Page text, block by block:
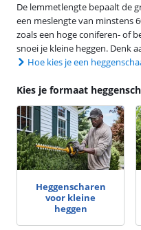
De lemmetlengte bepaalt de
een meslengte van minstens
zoals een hoge coniferen- of
snoei je kleine heggen. Denk
Hoe kies je een
Kies je formaat
Heggenscharen
voor kleine
heggen